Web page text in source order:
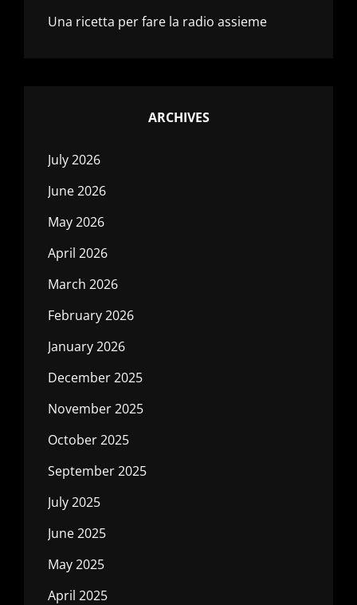
Una ricetta per fare la radio assieme
ARCHIVES
July 2026
June 2026
May 2026
April 2026
March 2026
February 2026
January 2026
December 2025
November 2025
October 2025
September 2025
July 2025
June 2025
May 2025
April 2025